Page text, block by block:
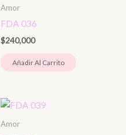
Amor
FDA 036
$240,000
Añadir Al Carrito
Amor